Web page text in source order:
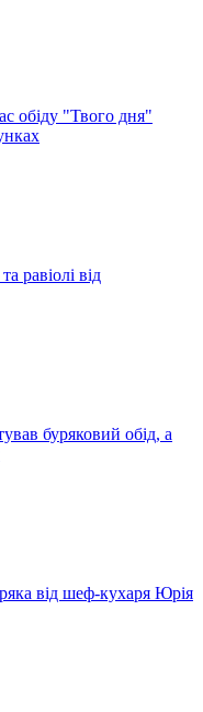
обіду "Твого дня"
равіолі від
буряковий обід, а
від шеф-кухаря Юрія